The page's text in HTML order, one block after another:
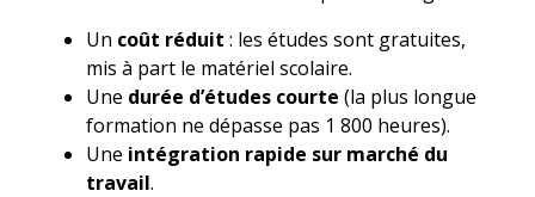
Un coût réduit : les études sont gratuites,
mis à part le matériel scolaire.
Une durée d’études courte (la plus longue
formation ne dépasse pas 1 800 heures).
Une intégration rapide sur marché du
travail.